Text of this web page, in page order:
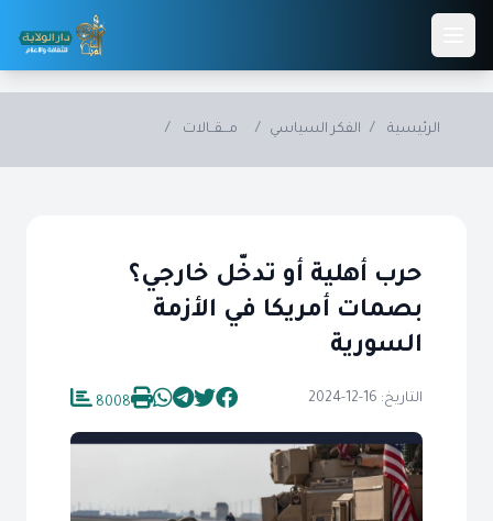
Skip to main content
الرئيسية / الفكر السياسي / مـــقــالات /
حرب أهلية أو تدخّل خارجي؟
بصمات أمريكا في الأزمة
السورية
التاريخ: 16-12-2024 8008